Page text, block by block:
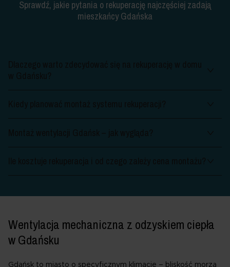
Sprawdź, jakie pytania o rekuperację najczęściej zadają
mieszkańcy Gdańska
Wentylacja mechaniczna z odzyskiem ciepła
w Gdańsku
Gdańsk to miasto o specyficznym klimacie – bliskość morza